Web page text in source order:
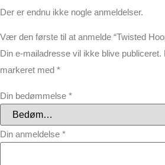
Der er endnu ikke nogle anmeldelser.
Vær den første til at anmelde “Twisted
Din e-mailadresse vil ikke blive publiceret.
markeret med *
Din bedømmelse *
Din anmeldelse *